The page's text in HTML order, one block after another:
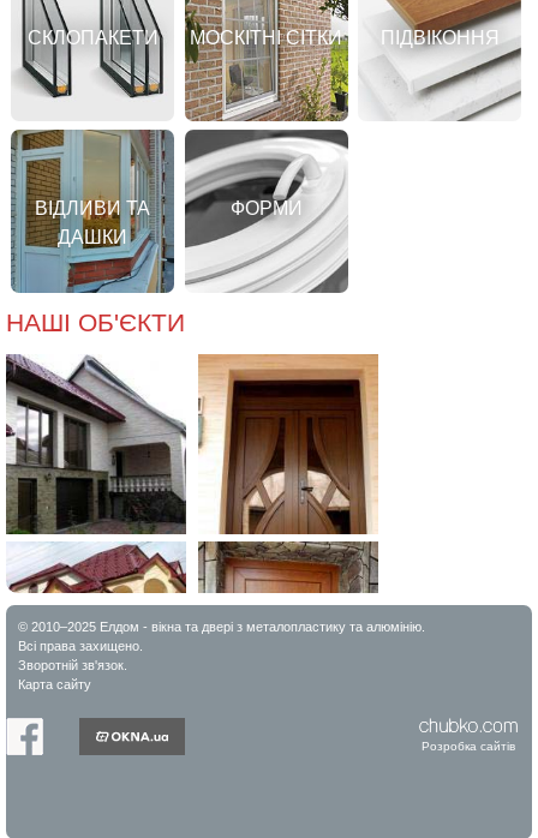
СКЛОПАКЕТИ МОСКІТНІ СІТКИ ПІДВІКОННЯ
ВІДЛИВИ ТА
ДАШКИ
ФОРМИ
НАШІ ОБ'ЄКТИ
© 2010–2025 Елдом - вікна та двері з металопластику та алюмінію.
Всі права захищено.
Зворотній зв'язок.
Карта сайту
Розробка сайтів